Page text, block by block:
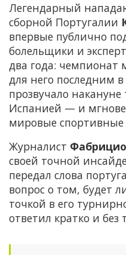
Легендарный
сборной Португалии
впервые публично
болельщики и
два года: чемпионат
для него последним
прозвучало
Испанией — и
мировые
Журналист
своей точной
передал слова
вопрос о том, будет
точкой в его
ответил кратко и